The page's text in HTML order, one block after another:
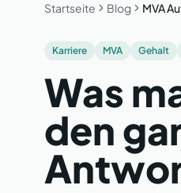
Startseite Blog MVA
Karriere MVA Gehalt
Was
den